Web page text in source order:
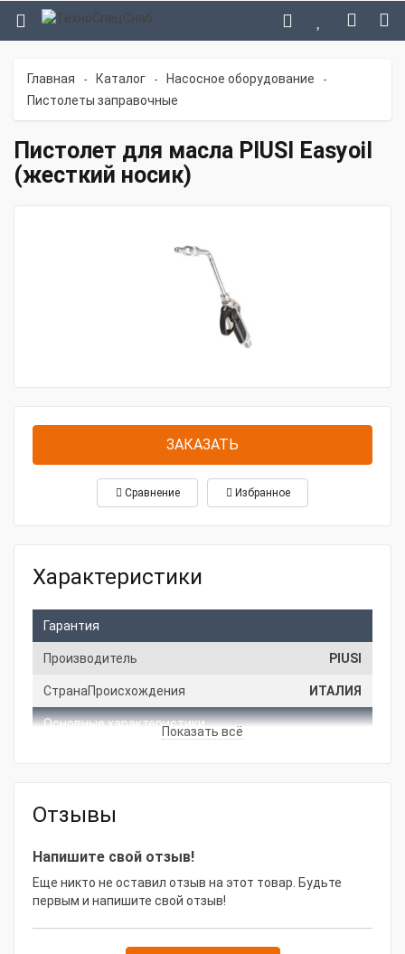
Главная - Каталог - Насосное оборудование -
Пистолеты заправочные
Пистолет для масла PIUSI Easyoil
(жесткий носик)
ЗАКАЗАТЬ
Сравнение Избранное
Характеристики
Гарантия
Производитель PIUSI
СтранаПроисхождения ИТАЛИЯ
Основные характеристики
Артикул
Вид перекачиваемой жидкости
Поворотная муфта
Показать всё
Отзывы
Напишите свой отзыв!
Еще никто не оставил отзыв на этот товар. Будьте
первым и напишите свой отзыв!